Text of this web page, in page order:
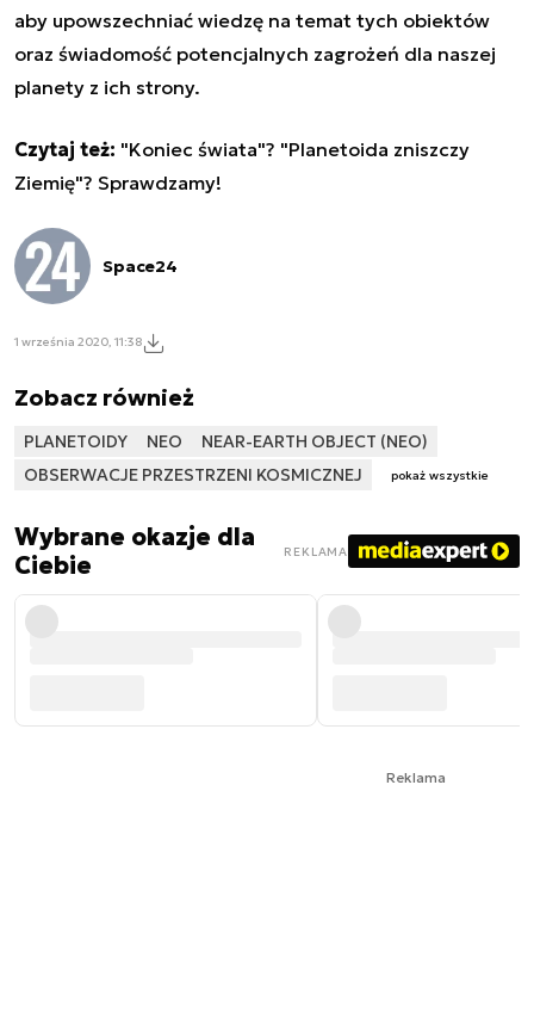
aby upowszechniać wiedzę na temat tych obiektów
oraz świadomość potencjalnych zagrożeń dla naszej
planety z ich strony.
Czytaj też: "Koniec świata"? "Planetoida zniszczy
Ziemię"? Sprawdzamy!
Space24
1 września 2020, 11:38
Zobacz również
PLANETOIDY NEO
NEAR-EARTH OBJECT (NEO)
OBSERWACJE PRZESTRZENI KOSMICZNEJ
pokaż wszystkie
Wybrane okazje dla
Ciebie
REKLAMA
Reklama